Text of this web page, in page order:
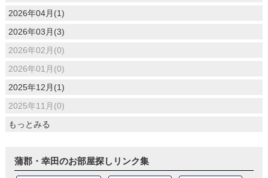
2026年04月(1)
2026年03月(3)
2026年02月(0)
2026年01月(0)
2025年12月(1)
2025年11月(0)
もっとみる
蒲郡・幸田のお部屋探しリンク集